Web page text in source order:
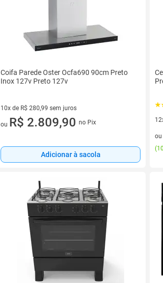
Coifa Parede Oster Ocfa690 90cm Preto
Inox 127v Preto 127v
10x de R$ 280,99 sem juros
10 vez de R$ 280,99 sem juros
ou R$ 2.809,90 no Pix
Adicionar à sacola
ou
(